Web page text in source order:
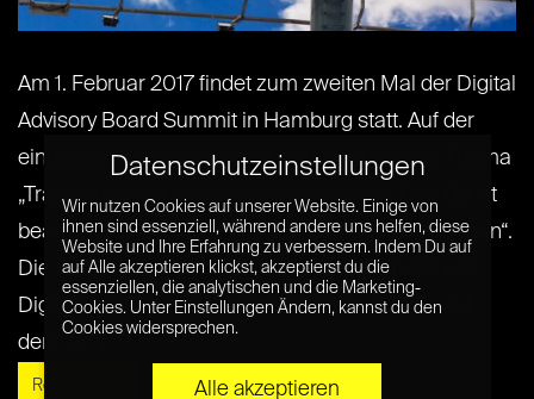
Am 1. Februar 2017 findet zum zweiten Mal der Digital
Advisory Board Summit in Hamburg statt. Auf der
eintägigen Konferenz dreht sich alles um das Thema
„Transformation statt digitale Frustration. Das Ob ist
beantwortet, aber das Wie stellt Herausforderungen“.
Die Veranstaltung soll Unternehmenslenkern und
Digitalexperten als Wissensplattform dienen, auf
der[...] [...]
Read More »
Datenschutzeinstellungen
Wir nutzen Cookies auf unserer Website. Einige von
ihnen sind essenziell, während andere uns helfen, diese
Website und Ihre Erfahrung zu verbessern. Indem Du auf
auf Alle akzeptieren klickst, akzeptierst du die
essenziellen, die analytischen und die Marketing-
Cookies. Unter Einstellungen Ändern, kannst du den
Cookies widersprechen.
Alle akzeptieren